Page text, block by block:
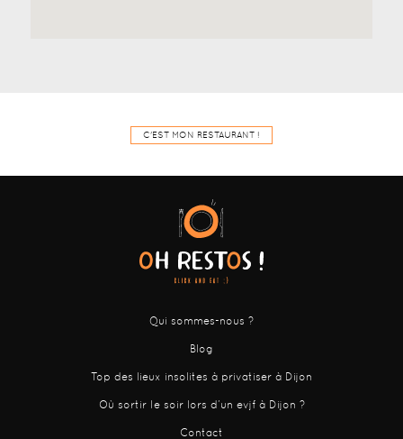
C'EST MON RESTAURANT !
Qui sommes-nous ?
Blog
Top des lieux insolites à privatiser à Dijon
Où sortir le soir lors d’un evjf à Dijon ?
Contact